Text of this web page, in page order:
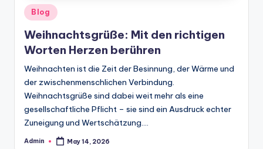
Posted
in
Blog
Weihnachtsgrüße: Mit den richtigen
Worten Herzen berühren
Weihnachten ist die Zeit der Besinnung, der Wärme und
der zwischenmenschlichen Verbindung.
Weihnachtsgrüße sind dabei weit mehr als eine
gesellschaftliche Pflicht – sie sind ein Ausdruck echter
Zuneigung und Wertschätzung.…
Posted
Admin May 14, 2026